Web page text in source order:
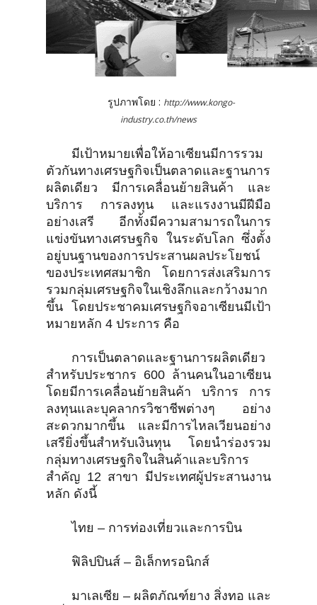
รูปภาพโดย : http://www.kongo-
industry.co.th/news
มีเป้าหมายเพื่อให้อาเซียนมีการรวม
ตัวกันทางเศรษฐกิจเป็นตลาดและฐานการ
ผลิตเดียว มีการเคลื่อนย้ายสินค้า และ
บริการ การลงทุน และแรงงานมีฝีมือ
อย่างเสรี อีกทั้งมีความสามารถในการ
แข่งขันทางเศรษฐกิจ ในระดับโลก ซึ่งตั้ง
อยู่บนฐานของการประสานผลประโยชน์
ของประเทศสมาชิก โดยการส่งเสริมการ
รวมกลุ่มเศรษฐกิจในเชิงลึกและกว้างมาก
ขึ้น โดยประชาคมเศรษฐกิจอาเซียนมีเป้า
หมายหลัก 4 ประการ คือ
การเป็นตลาดและฐานการผลิตเดียว
สำหรับประชากร 600 ล้านคนในอาเซียน
โดยมีการเคลื่อนย้ายสินค้า บริการ การ
ลงทุนและบุคลากรวิชาชีพต่างๆ อย่าง
สะดวกมากขึ้น และมีการไหลเวียนอย่าง
เสรียิ่งขึ้นสำหรับเงินทุน โดยนำร่องรวม
กลุ่มทางเศรษฐกิจในสินค้าและบริการ
สำคัญ 12 สาขา มีประเทศผู้ประสานงาน
หลัก ดังนี้
ไทย – การท่องเที่ยวและการบิน
ฟิลิปปินส์ – อิเล็กทรอนิกส์
มาเลเซีย – ผลิตภัณฑ์ยาง สิ่งทอ และ